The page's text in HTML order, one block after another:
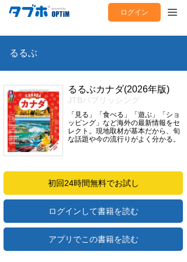
ログイン
るるぶ
るるぶカナダ(2026年版)
JTBパブリッシング
「見る」「食べる」「遊ぶ」「ショ
ッピング」など海外の最新情報をセ
レクト。現地取材が基本だから、旬
な話題や今の流行りがよく分かる。
初回24時間無料でお試し
ログインして書籍を読む
アプリでこの書籍を読む